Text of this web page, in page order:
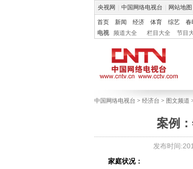
央视网 中国网络电视台 网站地图
首页 新闻 经济 体育 综艺 春
电视
频道大全 栏目大全 节目
中国网络电视台 > 经济台 > 图文频道
案例
发布时间
家庭状况：